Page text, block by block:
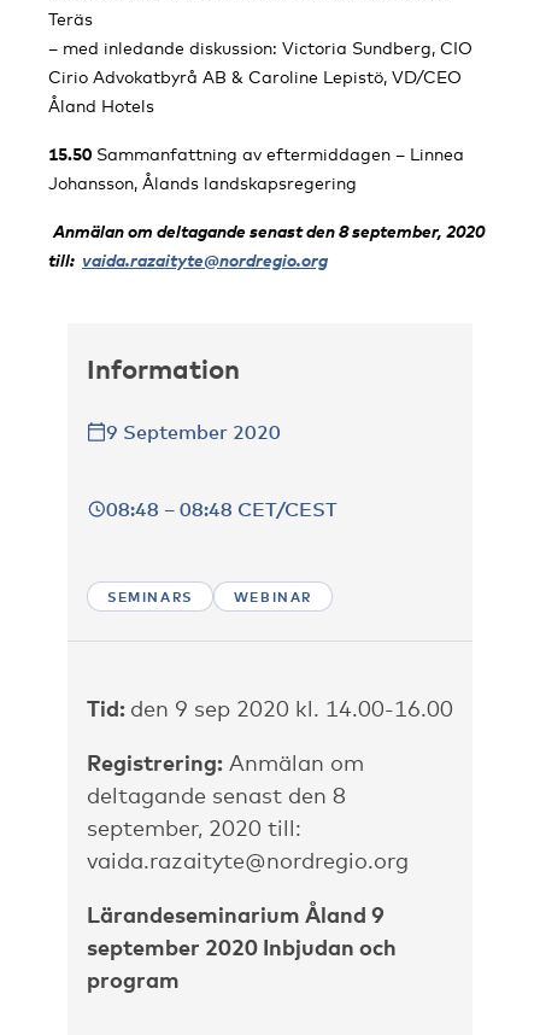
Teräs
– med inledande diskussion: Victoria Sundberg, CIO
Cirio Advokatbyrå AB & Caroline Lepistö, VD/CEO
Åland Hotels
15.50 Sammanfattning av eftermiddagen – Linnea
Johansson, Ålands landskapsregering
Anmälan om deltagande senast den 8 september, 2020
till: vaida.razaityte@nordregio.org
Information
9 September 2020
08:48 – 08:48 CET/CEST
SEMINARS WEBINAR
Tid: den 9 sep 2020 kl. 14.00-16.00
Registrering: Anmälan om
deltagande senast den 8
september, 2020 till:
vaida.razaityte@nordregio.org
Lärandeseminarium Åland 9
september 2020 Inbjudan och
program